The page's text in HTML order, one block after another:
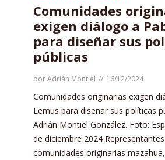
Comunidades
exigen diálogo a
para diseñar sus
públicas
porAdrián Montiel 16/12/2024
Comunidades originarias exigen
Lemus para diseñar sus políticas
Adrián Montiel González. Foto:
de diciembre 2024
comunidades originarias